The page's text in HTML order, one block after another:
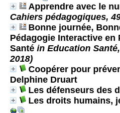
Apprendre avec le
Cahiers pédagogiques,
Bonne journée,
Pédagogie Interactive en
Santé in Education
2018)
Coopérer pour
Delphine Druart
Les défenseurs des
Les droits humains,